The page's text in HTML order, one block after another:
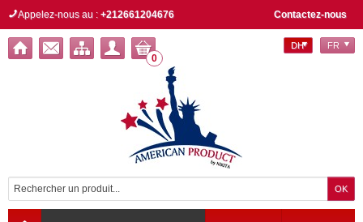
Contactez-nous
Appelez-nous au : +212661204676
0
DH FR